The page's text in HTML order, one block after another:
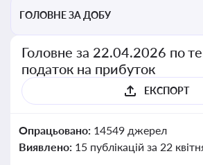
ГОЛОВНЕ ЗА ДОБУ
Головне за 22.04.2026 по
податок на прибуток
ЕКСПОРТ
Опрацьовано: 14549 джерел
Виявлено: 15 публікацій за 22